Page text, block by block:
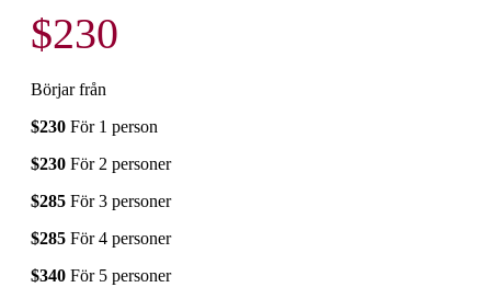
$230
Börjar från
$230 För 1 person
$230 För 2 personer
$285 För 3 personer
$285 För 4 personer
$340 För 5 personer